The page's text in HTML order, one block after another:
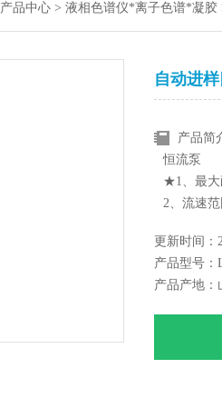
产品中心> 液相色谱仪*离子色谱*凝胶
自动进
产品简
恒流泵
★1、最大
2、流速
4、流量
5、压力
6、梯度
7、梯度
更新时间：
产品型号：
产品产地：